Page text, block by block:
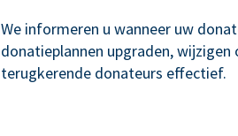
We informeren u wanneer uw
donatieplannen upgraden,
terugkerende donateurs effectief.